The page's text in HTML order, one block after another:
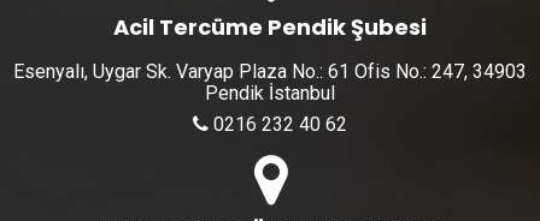
Acil Tercüme Pendik Şubesi
Esenyalı, Uygar Sk. Varyap Plaza No.: 61 Ofis No.: 247, 34903
Pendik İstanbul
0216 232 40 62